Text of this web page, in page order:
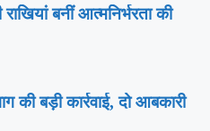
बनीं आत्मनिर्भरता की
की बड़ी कार्रवाई, दो आबकारी